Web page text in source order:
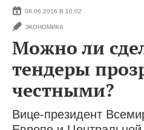
08.06.2016 В 10:02
ЭКОНОМИКА
Можно ли
тендеры
честными?
Вице-президент